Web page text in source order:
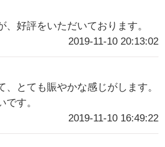
、好評をいただいております。
2019-11-10 20:13:02
、とても賑やかな感じがします。
です。
2019-11-10 16:49:22